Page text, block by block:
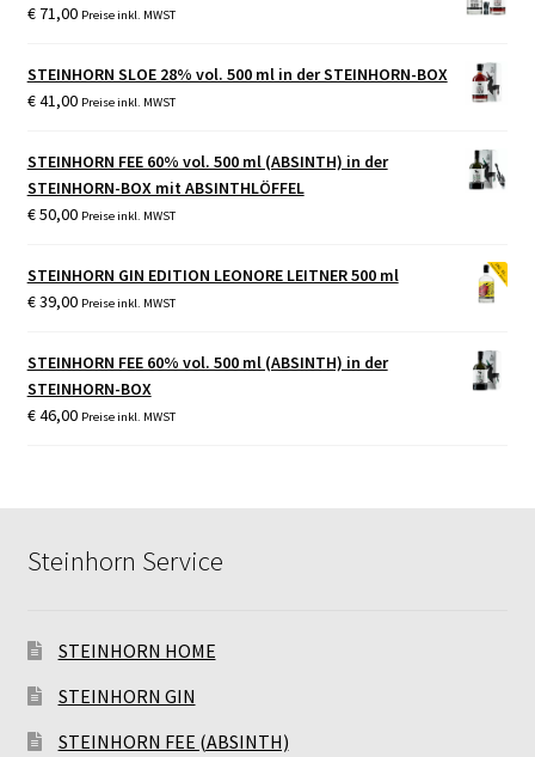
€71,00 Preise inkl. MWST
STEINHORN SLOE 28% vol. 500 ml in der STEINHORN-BOX
€41,00 Preise inkl. MWST
STEINHORN FEE 60% vol. 500 ml (ABSINTH) in der
STEINHORN-BOX mit ABSINTHLÖFFEL
€50,00 Preise inkl. MWST
STEINHORN GIN EDITION LEONORE LEITNER 500 ml
€39,00 Preise inkl. MWST
STEINHORN FEE 60% vol. 500 ml (ABSINTH) in der
STEINHORN-BOX
€46,00 Preise inkl. MWST
Steinhorn Service
STEINHORN HOME
STEINHORN GIN
STEINHORN FEE (ABSINTH)